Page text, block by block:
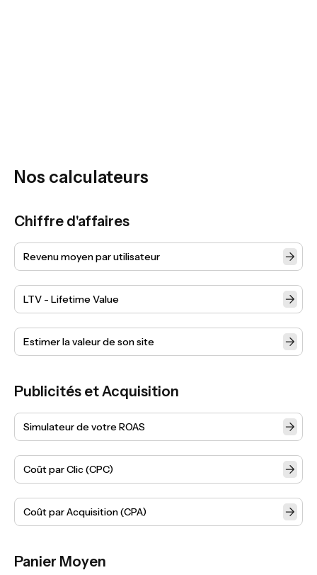
Nos calculateurs
Chiffre d'affaires
Revenu moyen par utilisateur
LTV - Lifetime Value
Estimer la valeur de son site
Publicités et Acquisition
Simulateur de votre ROAS
Coût par Clic (CPC)
Coût par Acquisition (CPA)
Panier Moyen